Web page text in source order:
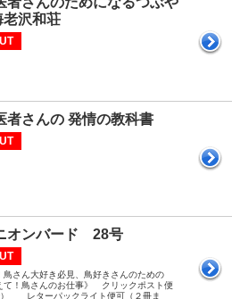
老沢和荘
者さんの 発情の教科書
オンバード 28号
鳥さん大好き必見、鳥好きさんのための
鳥さんのお仕事》 クリックポスト便
） レターパックライト便可（２冊ま